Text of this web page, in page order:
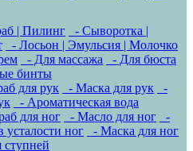
| Пилинг
- Сыворотка |
- Лосьон | Эмульсия | Молочко
- Для массажа
- Для бюста
бинты
для рук - Маска для рук
-
- Ароматическая вода
для ног - Масло для ног
-
усталости ног
- Маска для ног
ступней